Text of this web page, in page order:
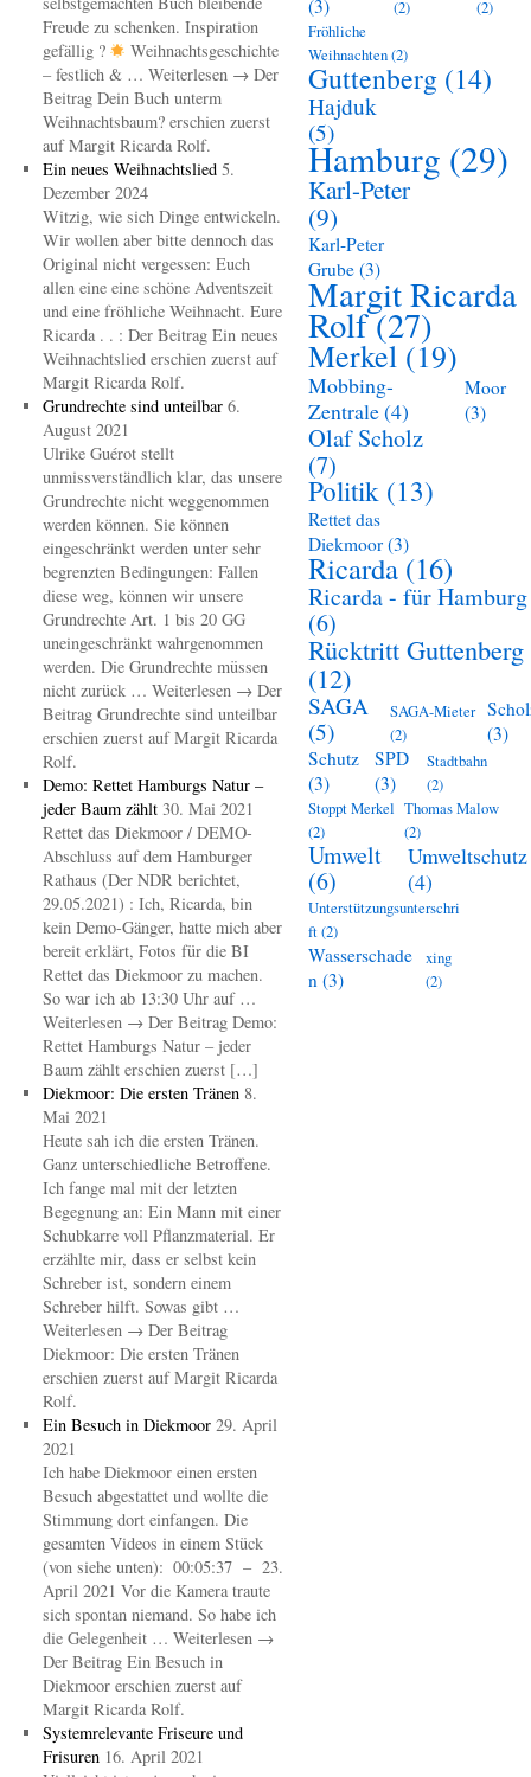
Freude zu schenken. Inspiration
gefällig ?
Weihnachtsgeschichte
– festlich & … Weiterlesen → Der
Beitrag Dein Buch unterm
Weihnachtsbaum? erschien zuerst
auf Margit Ricarda Rolf.
Ein neues Weihnachtslied 5.
Dezember 2024
Witzig, wie sich Dinge entwickeln.
Wir wollen aber bitte dennoch das
Original nicht vergessen: Euch
allen eine eine schöne Adventszeit
und eine fröhliche Weihnacht. Eure
Ricarda . . : Der Beitrag Ein neues
Weihnachtslied erschien zuerst auf
Margit Ricarda Rolf.
Grundrechte sind unteilbar 6.
August 2021
Ulrike Guérot stellt
unmissverständlich klar, das unsere
Grundrechte nicht weggenommen
werden können. Sie können
eingeschränkt werden unter sehr
begrenzten Bedingungen: Fallen
diese weg, können wir unsere
Grundrechte Art. 1 bis 20 GG
uneingeschränkt wahrgenommen
werden. Die Grundrechte müssen
nicht zurück … Weiterlesen → Der
Beitrag Grundrechte sind unteilbar
erschien zuerst auf Margit Ricarda
Rolf.
Demo: Rettet Hamburgs Natur –
jeder Baum zählt 30. Mai 2021
Rettet das Diekmoor / DEMO-
Abschluss auf dem Hamburger
Rathaus (Der NDR berichtet,
29.05.2021) : Ich, Ricarda, bin
kein Demo-Gänger, hatte mich aber
bereit erklärt, Fotos für die BI
Rettet das Diekmoor zu machen.
So war ich ab 13:30 Uhr auf …
Weiterlesen → Der Beitrag Demo:
Rettet Hamburgs Natur – jeder
Baum zählt erschien zuerst […]
Diekmoor: Die ersten Tränen 8.
Mai 2021
Heute sah ich die ersten Tränen.
Ganz unterschiedliche Betroffene.
Ich fange mal mit der letzten
Begegnung an: Ein Mann mit einer
Schubkarre voll Pflanzmaterial. Er
erzählte mir, dass er selbst kein
Schreber ist, sondern einem
Schreber hilft. Sowas gibt …
Weiterlesen → Der Beitrag
Diekmoor: Die ersten Tränen
erschien zuerst auf Margit Ricarda
Rolf.
Ein Besuch in Diekmoor 29. April
2021
Ich habe Diekmoor einen ersten
Besuch abgestattet und wollte die
Stimmung dort einfangen. Die
gesamten Videos in einem Stück
(von siehe unten): 00:05:37 – 23.
April 2021 Vor die Kamera traute
sich spontan niemand. So habe ich
die Gelegenheit … Weiterlesen →
Der Beitrag Ein Besuch in
Diekmoor erschien zuerst auf
Margit Ricarda Rolf.
Systemrelevante Friseure und
Frisuren 16. April 2021
(3) (2)
(2)
Fröhliche
Weihnachten(2)
Guttenberg (14)
Hajduk
(5)
Hamburg (29)
Karl-Peter
(9)
Karl-Peter
Grube (3)
Margit Ricarda
Rolf(27)
Merkel (19)
Mobbing-
Zentrale(4)
Moor
(3)
Olaf Scholz
(7)
Politik (13)
Rettet das
Diekmoor (3)
Ricarda (16)
Ricarda - für Hamburg
(6)
Rücktritt Guttenberg
(12)
SAGA
(5)
SAGA-Mieter
(2)
(3)
Schutz
(3)
SPD
(3)
Stadtbahn
(2)
Stoppt Merkel
(2)
Thomas Malow
(2)
Umwelt
(6)
Umweltschutz
(4)
Unterstützungsunterschri
ft(2)
Wasserschade
n (3)
xing
(2)